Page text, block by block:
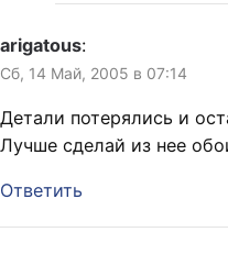
arigatous:
Сб, 14 Май, 2005 в 07:14
Детали потерялись и
Лучше сделай из нее
Ответить